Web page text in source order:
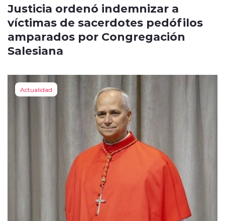
Justicia ordenó indemnizar a
víctimas de sacerdotes pedófilos
amparados por Congregación
Salesiana
Actualidad